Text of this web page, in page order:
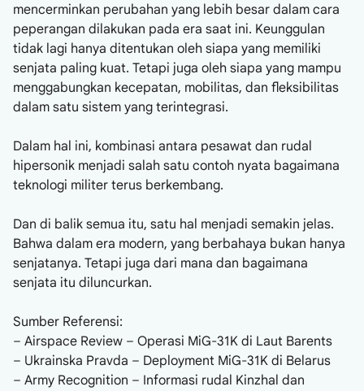
mencerminkan perubahan yang lebih besar dalam cara
peperangan dilakukan pada era saat ini. Keunggulan
tidak lagi hanya ditentukan oleh siapa yang memiliki
senjata paling kuat. Tetapi juga oleh siapa yang mampu
menggabungkan kecepatan, mobilitas, dan fleksibilitas
dalam satu sistem yang terintegrasi.
Dalam hal ini, kombinasi antara pesawat dan rudal
hipersonik menjadi salah satu contoh nyata bagaimana
teknologi militer terus berkembang.
Dan di balik semua itu, satu hal menjadi semakin jelas.
Bahwa dalam era modern, yang berbahaya bukan hanya
senjatanya. Tetapi juga dari mana dan bagaimana
senjata itu diluncurkan.
Sumber Referensi:
– Airspace Review – Operasi MiG-31K di Laut Barents
– Ukrainska Pravda – Deployment MiG-31K di Belarus
– Army Recognition – Informasi rudal Kinzhal dan